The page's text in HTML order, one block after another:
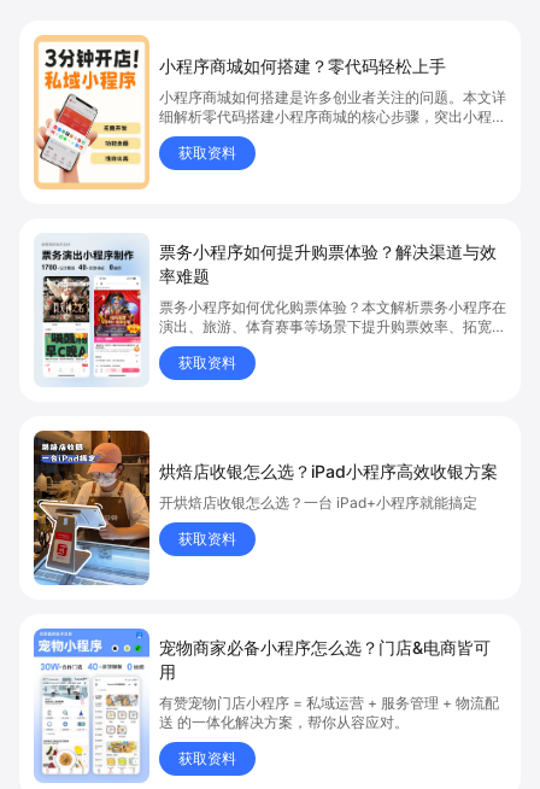
小程序商城如何搭建？零代码轻松上手
小程序商城如何搭建是许多创业者关注的问题。本文详
细解析零代码搭建小程序商城的核心步骤，突出小程序
商城、商城搭建与零代码开店优势，帮助你轻松实现商
品上架、全渠道销售及高效会员运营，快速开启线上卖
货新模式。点击获取详细操作指南！
获取资料
票务小程序如何提升购票体验？解决渠道与效
率难题
票务小程序如何优化购票体验？本文解析票务小程序在
演出、旅游、体育赛事等场景下提升购票效率、拓宽销
售渠道、实现会员精准营销的具体方式。关键词包括
“票务小程序”、“购票体验”、“购票效率”。
获取资料
烘焙店收银怎么选？iPad小程序高效收银方案
开烘焙店收银怎么选？一台 iPad+小程序就能搞定
获取资料
宠物商家必备小程序怎么选？门店&电商皆可
用
有赞宠物门店小程序 = 私域运营 + 服务管理 + 物流配
送 的一体化解决方案，帮你从容应对。
获取资料